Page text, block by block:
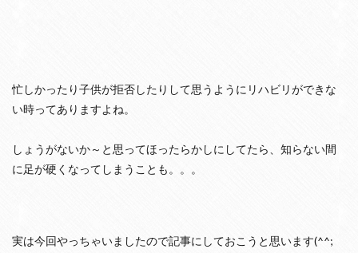
忙しかったり子供が拒否したりして思うようにリハビリができな
い時ってありますよね。
しょうがないか～と思ってほったらかしにしてたら、知らない間
に足が硬くなってしまうことも。。。
実は今回やっちゃいましたので記事にしておこうと思います(^^;